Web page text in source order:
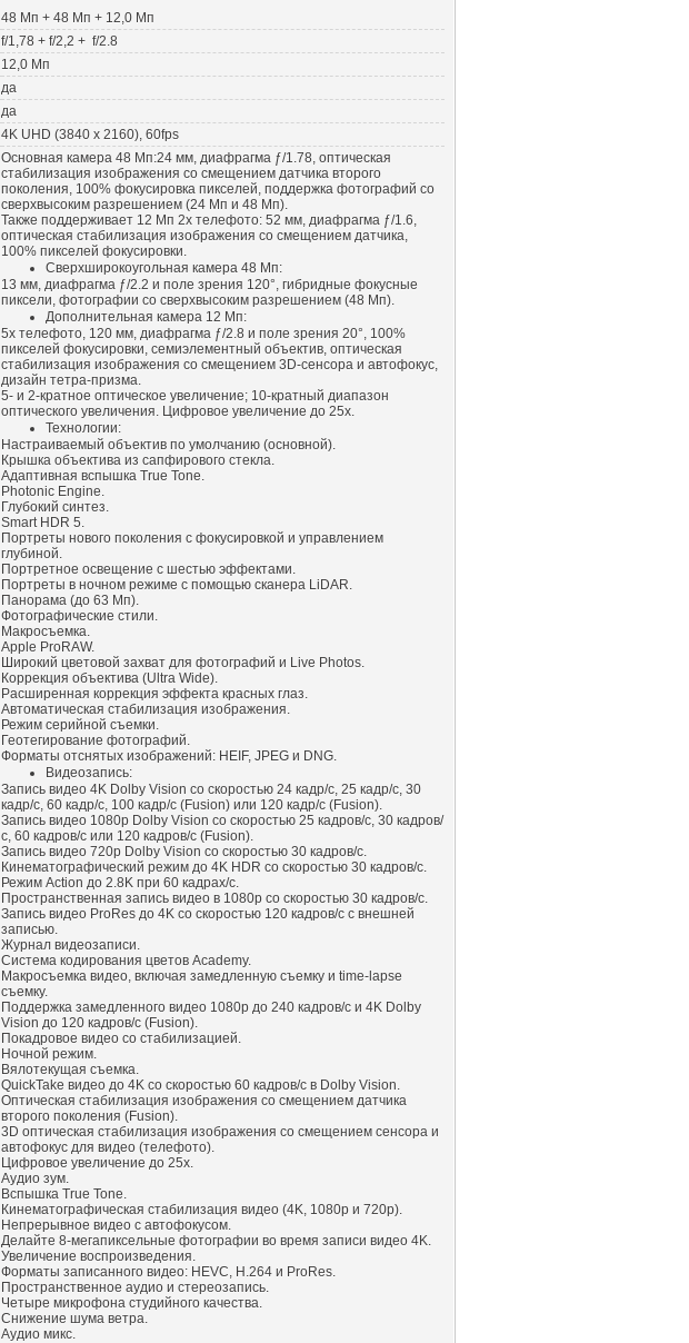
48 Мп + 48 Мп + 12,0 Мп
f/1,78 + f/2,2 + f/2.8
12,0 Мп
да
да
4K UHD (3840 x 2160), 60fps
Основная камера 48 Мп:24 мм, диафрагма ƒ/1.78, оптическая
стабилизация изображения со смещением датчика второго
поколения, 100% фокусировка пикселей, поддержка фотографий со
сверхвысоким разрешением (24 Мп и 48 Мп).
Также поддерживает 12 Мп 2x телефото: 52 мм, диафрагма ƒ/1.6,
оптическая стабилизация изображения со смещением датчика,
100% пикселей фокусировки.
Сверхширокоугольная камера 48 Мп:
13 мм, диафрагма ƒ/2.2 и поле зрения 120°, гибридные фокусные
пиксели, фотографии со сверхвысоким разрешением (48 Мп).
Дополнительная камера 12 Мп:
5x телефото, 120 мм, диафрагма ƒ/2.8 и поле зрения 20°, 100%
пикселей фокусировки, семиэлементный объектив, оптическая
стабилизация изображения со смещением 3D-сенсора и автофокус,
дизайн тетра-призма.
5- и 2-кратное оптическое увеличение; 10-кратный диапазон
оптического увеличения. Цифровое увеличение до 25x.
Технологии:
Настраиваемый объектив по умолчанию (основной).
Крышка объектива из сапфирового стекла.
Адаптивная вспышка True Tone.
Photonic Engine.
Глубокий синтез.
Smart HDR 5.
Портреты нового поколения с фокусировкой и управлением
глубиной.
Портретное освещение с шестью эффектами.
Портреты в ночном режиме с помощью сканера LiDAR.
Панорама (до 63 Мп).
Фотографические стили.
Макросъемка.
Apple ProRAW.
Широкий цветовой захват для фотографий и Live Photos.
Коррекция объектива (Ultra Wide).
Расширенная коррекция эффекта красных глаз.
Автоматическая стабилизация изображения.
Режим серийной съемки.
Геотегирование фотографий.
Форматы отснятых изображений: HEIF, JPEG и DNG.
Видеозапись:
Запись видео 4K Dolby Vision со скоростью 24 кадр/с, 25 кадр/с, 30
кадр/с, 60 кадр/с, 100 кадр/с (Fusion) или 120 кадр/с (Fusion).
Запись видео 1080p Dolby Vision со скоростью 25 кадров/с, 30 кадров/
с, 60 кадров/с или 120 кадров/с (Fusion).
Запись видео 720p Dolby Vision со скоростью 30 кадров/с.
Кинематографический режим до 4K HDR со скоростью 30 кадров/с.
Режим Action до 2.8K при 60 кадрах/с.
Пространственная запись видео в 1080p со скоростью 30 кадров/с.
Запись видео ProRes до 4K со скоростью 120 кадров/с с внешней
записью.
Журнал видеозаписи.
Система кодирования цветов Academy.
Макросъемка видео, включая замедленную съемку и time-lapse
съемку.
Поддержка замедленного видео 1080p до 240 кадров/с и 4K Dolby
Vision до 120 кадров/с (Fusion).
Покадровое видео со стабилизацией.
Ночной режим.
Вялотекущая съемка.
QuickTake видео до 4K со скоростью 60 кадров/с в Dolby Vision.
Оптическая стабилизация изображения со смещением датчика
второго поколения (Fusion).
3D оптическая стабилизация изображения со смещением сенсора и
автофокус для видео (телефото).
Цифровое увеличение до 25x.
Аудио зум.
Вспышка True Tone.
Кинематографическая стабилизация видео (4K, 1080p и 720p).
Непрерывное видео с автофокусом.
Делайте 8-мегапиксельные фотографии во время записи видео 4K.
Увеличение воспроизведения.
Форматы записанного видео: HEVC, H.264 и ProRes.
Пространственное аудио и стереозапись.
Четыре микрофона студийного качества.
Снижение шума ветра.
Аудио микс.